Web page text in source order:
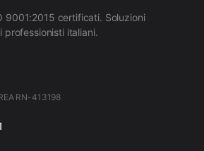
9001:2015 certificati. Soluzioni
italiani.
RN-413198